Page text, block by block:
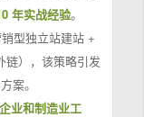
年实战经验。
型独立站建站 +
链），该策略引发
案。
业和制造业工